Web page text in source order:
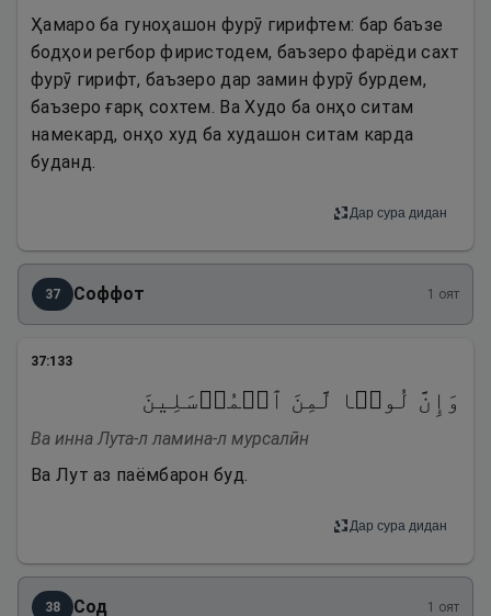
Ҳамаро ба гуноҳашон фурӯ гирифтем: бар баъзе
бодҳои регбор фиристодем, баъзеро фарёди сахт
фурӯ гирифт, баъзеро дар замин фурӯ бурдем,
баъзеро ғарқ сохтем. Ва Худо ба онҳо ситам
намекард, онҳо худ ба худашон ситам карда
буданд.
Дар сура дидан
37 Соффот 1 оят
37:133
وَإِنَّ لُوطࣰا لَّمِنَ ٱلۡمُرۡسَلِینَ
Ва инна Лута-л ламина-л мурсалӣн
Ва Лут аз паёмбарон буд.
Дар сура дидан
38 Сод 1 оят